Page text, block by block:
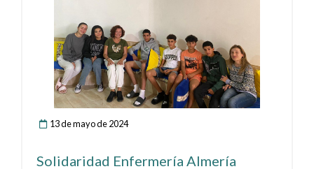
13 de mayo de 2024
Solidaridad Enfermería Almería